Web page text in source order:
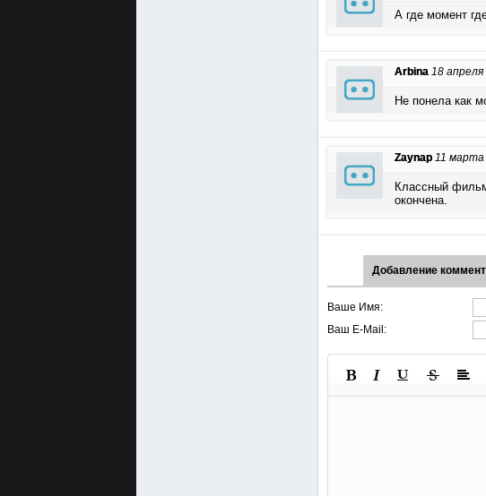
А где момент
Arbina 18
Не понела как
Zaynap 11 марта
Классный
окончена.
Добавление
Ваше Имя:
Ваш E-Mail: